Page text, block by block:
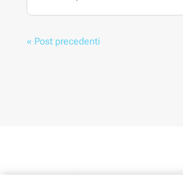
« Post precedenti